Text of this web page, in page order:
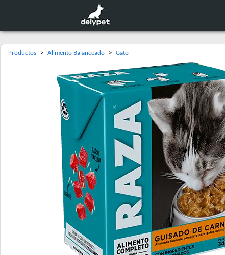
Productos > Alimento Balanceado > Gato